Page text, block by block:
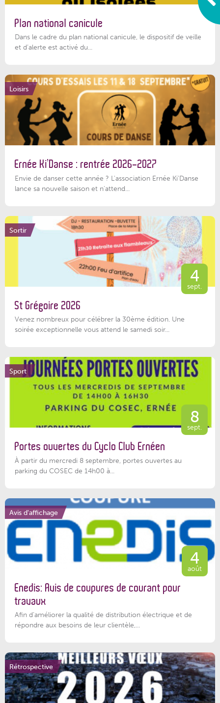
Plan national canicule
Dans le cadre du plan national canicule, le dispositif de veille
et d’alerte est activé du...
Loisirs
Ernée Ki’Danse : rentrée 2026-2027
Envie de danser cette année ? L'association Ernée Ki'Danse
lance sa nouvelle saison et n'attend...
Sortir
4
sept.
St Grégoire 2026
Venez nombreux pour célébrer la 30ème édition. Une
soirée exceptionnelle vous attend le samedi soir...
Sport
8
sept.
Portes ouvertes du Cyclo Club Ernéen
À partir du mercredi 8 septembre, portes ouvertes au
parking du COSEC de 14h00 à...
Avis d'affichage
4
août
Enedis: Avis de coupures de courant pour
travaux
Afin d’améliorer la qualité de distribution électrique et de
répondre aux besoins de leur clientèle,...
Rétrospective